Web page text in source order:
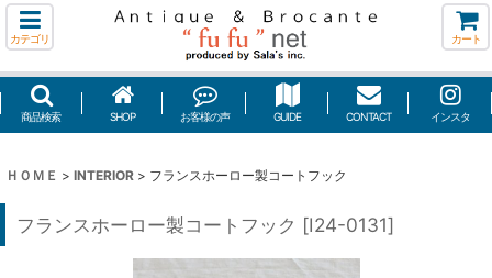
カテゴリ カート
商品検索 SHOP お客様の声 GUIDE CONTACT インスタ
ＨＯＭＥ > INTERIOR > フランスホーロー製コートフック
フランスホーロー製コートフック [I24-0131]